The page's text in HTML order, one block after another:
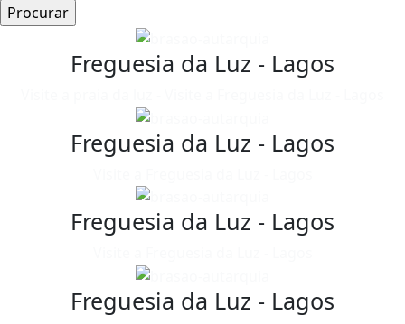
Freguesia da Luz - Lagos
Freguesia da Luz - Lagos
Freguesia da Luz - Lagos
Freguesia da Luz - Lagos